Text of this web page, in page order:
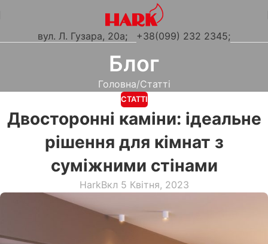
вул. Л. Гузара, 20а; +38(099) 232 2345;
Блог
Головна Статті
СТАТТІ
Двосторонні каміни: ідеальне
рішення для кімнат з
суміжними стінами
HarkВкл 5 Квітня, 2023